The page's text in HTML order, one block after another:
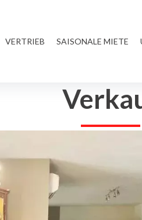
VERTRIEB SAISONALE MIETE